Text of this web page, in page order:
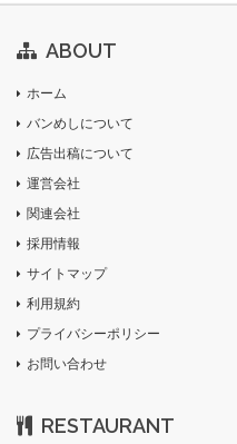
ABOUT
ホーム
バンめしについて
広告出稿について
運営会社
関連会社
採用情報
サイトマップ
利用規約
プライバシーポリシー
お問い合わせ
RESTAURANT